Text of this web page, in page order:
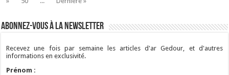
Abonnez-vous à la newsletter
Recevez une fois par semaine les articles d'ar Gedour, et d'autres
informations en exclusivité.
Prénom :